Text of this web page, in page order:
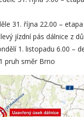
31. října 22.00 –
jízdní pás dálnice z
1. listopadu 6.00 –
pruh směr Brno